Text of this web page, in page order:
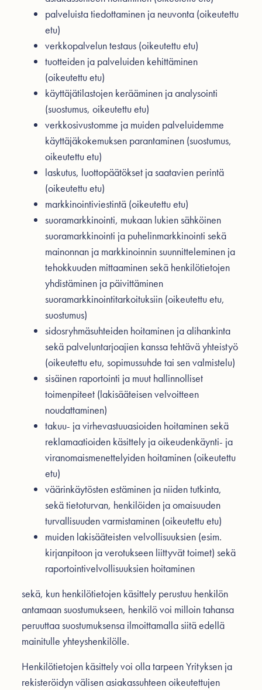
palveluista tiedottaminen ja neuvonta (oikeutettu
etu)
verkkopalvelun testaus (oikeutettu etu)
tuotteiden ja palveluiden kehittäminen
(oikeutettu etu)
käyttäjätilastojen kerääminen ja analysointi
(suostumus, oikeutettu etu)
verkkosivustomme ja muiden palveluidemme
käyttäjäkokemuksen parantaminen (suostumus,
oikeutettu etu)
laskutus, luottopäätökset ja saatavien perintä
(oikeutettu etu)
markkinointiviestintä (oikeutettu etu)
suoramarkkinointi, mukaan lukien sähköinen
suoramarkkinointi ja puhelinmarkkinointi sekä
mainonnan ja markkinoinnin suunnitteleminen ja
tehokkuuden mittaaminen sekä henkilötietojen
yhdistäminen ja päivittäminen
suoramarkkinointitarkoituksiin (oikeutettu etu,
suostumus)
sidosryhmäsuhteiden hoitaminen ja alihankinta
sekä palveluntarjoajien kanssa tehtävä yhteistyö
(oikeutettu etu, sopimussuhde tai sen valmistelu)
sisäinen raportointi ja muut hallinnolliset
toimenpiteet (lakisääteisen velvoitteen
noudattaminen)
takuu- ja virhevastuuasioiden hoitaminen sekä
reklamaatioiden käsittely ja oikeudenkäynti- ja
viranomaismenettelyiden hoitaminen (oikeutettu
etu)
väärinkäytösten estäminen ja niiden tutkinta,
sekä tietoturvan, henkilöiden ja omaisuuden
turvallisuuden varmistaminen (oikeutettu etu)
muiden lakisääteisten velvollisuuksien (esim.
kirjanpitoon ja verotukseen liittyvät toimet) sekä
raportointivelvollisuuksien hoitaminen
sekä, kun henkilötietojen käsittely perustuu henkilön
antamaan suostumukseen, henkilö voi milloin tahansa
peruuttaa suostumuksensa ilmoittamalla siitä edellä
mainitulle yhteyshenkilölle.
Henkilötietojen käsittely voi olla tarpeen Yrityksen ja
rekisteröidyn välisen asiakassuhteen oikeutettujen